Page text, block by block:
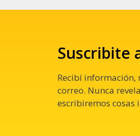
Suscribite
Recibí información,
correo. Nunca
escribiremos cosas